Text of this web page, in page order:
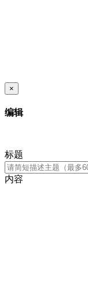
×
编辑
标题
内容